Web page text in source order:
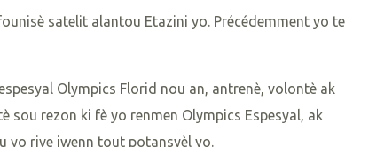
satelit alantou Etazini yo. Précédemment yo te
Olympics Florid nou an, antrenè, volontè ak
sou rezon ki fè yo renmen Olympics Espesyal, ak
yo rive jwenn tout potansyèl yo.